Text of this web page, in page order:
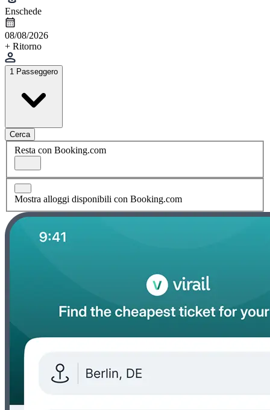
Enschede
08/08/2026
+ Ritorno
1 Passeggero
Cerca
Resta con Booking.com
Mostra alloggi disponibili con Booking.com